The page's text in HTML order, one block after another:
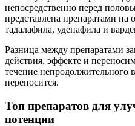
непосредственно перед
представлена препаратами на
тадалафила, уденафила и
Разница между препаратами
действия, эффекте и
течение непродолжительного
переносится.
Топ препаратов для
потенции